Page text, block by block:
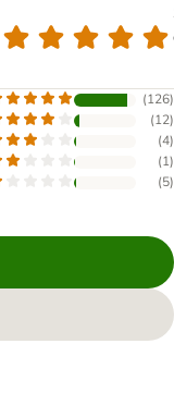
(126)
(12)
(4)
(1)
(5)